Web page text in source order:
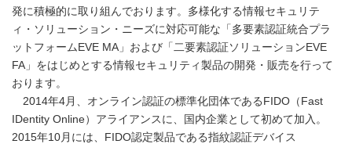
発に積極的に取り組んでおります。多様化する情報セキュリテ
ィ・ソリューション・ニーズに対応可能な「多要素認証統合プラ
ットフォームEVE MA」および「二要素認証ソリューションEVE
FA」をはじめとする情報セキュリティ製品の開発・販売を行って
おります。
2014年4月、オンライン認証の標準化団体であるFIDO（Fast
IDentity Online）アライアンスに、国内企業として初めて加入。
2015年10月には、FIDO認定製品である指紋認証デバイス